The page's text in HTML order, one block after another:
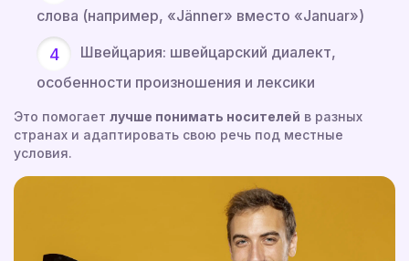
слова (например, «Jänner» вместо «Januar»)
Швейцария: швейцарский диалект,
особенности произношения и лексики
Это помогает лучше понимать носителей в разных
странах и адаптировать свою речь под местные
условия.